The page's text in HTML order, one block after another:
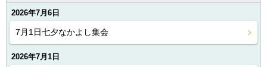
2026年7月6日
7月1日七夕なかよし集会
2026年7月1日